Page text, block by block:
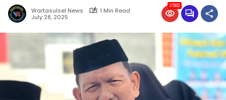
Wartasulsel News
1 Min Read
July 28, 2025
3582